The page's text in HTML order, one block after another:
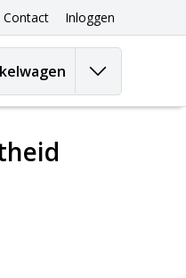
Contact Inloggen